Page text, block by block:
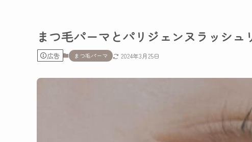
まつ毛パーマとパリジェンヌラッシ
広告 まつ毛パーマ 2024年3月25日